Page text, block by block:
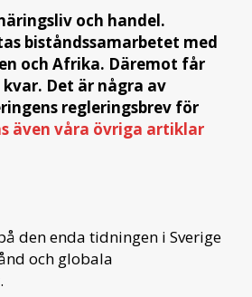
och handel.
biståndssamarbetet med
och Afrika. Däremot får
Det är några av
regleringsbrev för
även våra övriga artiklar
den enda tidningen i Sverige
och globala